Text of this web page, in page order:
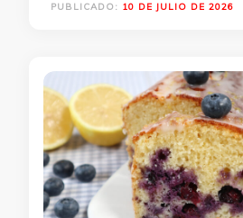
PUBLICADO: 10 DE JULIO DE 2026